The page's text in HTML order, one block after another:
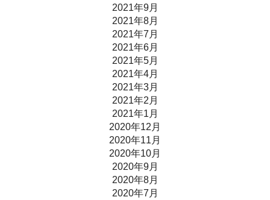
2021年9月
2021年8月
2021年7月
2021年6月
2021年5月
2021年4月
2021年3月
2021年2月
2021年1月
2020年12月
2020年11月
2020年10月
2020年9月
2020年8月
2020年7月